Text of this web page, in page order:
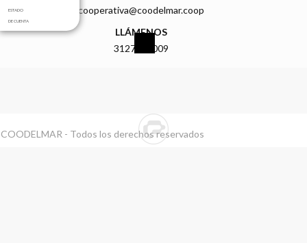
cooperativa@coodelmar.coop
LLÁMENOS
3127919009
- Todos los derechos reservados
ESTADO
DE CUENTA